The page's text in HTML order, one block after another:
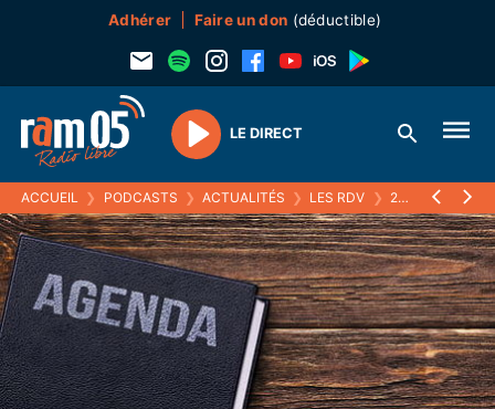
Adhérer Faire un don (déductible)
Play
LE DIRECT
ACCUEIL ❯ PODCASTS ❯ ACTUALITÉS ❯ LES RDV ❯ 29 AVRIL 2026